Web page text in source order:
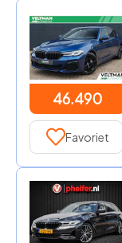
46.490
Favoriet